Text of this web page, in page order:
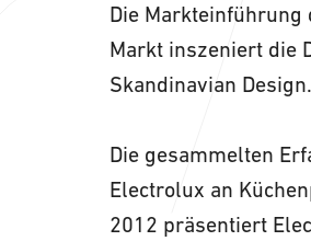
Die Markteinführung
Markt inszeniert die
Skandinavian Design.
Die gesammelten
Electrolux an
2012 präsentiert